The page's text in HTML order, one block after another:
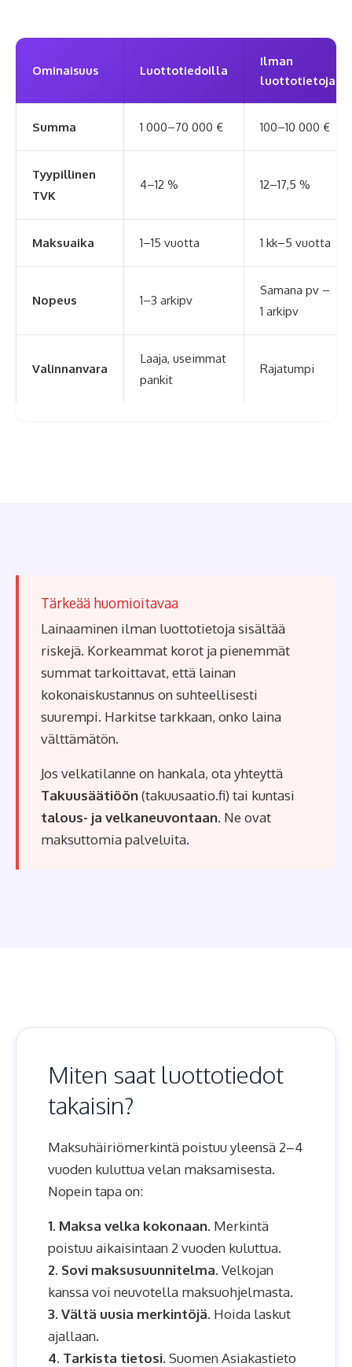
Ominaisuus Luottotiedoilla
Ilman
luottotietoja
Summa 1 000–70 000 € 100–10 000 €
Tyypillinen
TVK
4–12 % 12–17,5 %
Maksuaika 1–15 vuotta 1 kk–5 vuotta
Nopeus 1–3 arkipv
Samana pv –
1 arkipv
Valinnanvara
Laaja, useimmat
pankit
Rajatumpi
Tärkeää huomioitavaa
Lainaaminen ilman luottotietoja sisältää
riskejä. Korkeammat korot ja pienemmät
summat tarkoittavat, että lainan
kokonaiskustannus on suhteellisesti
suurempi. Harkitse tarkkaan, onko laina
välttämätön.
Jos velkatilanne on hankala, ota yhteyttä
Takuusäätiöön(takuusaatio.fi) tai kuntasi
talous- ja velkaneuvontaan. Ne ovat
maksuttomia palveluita.
Miten saat luottotiedot
takaisin?
Maksuhäiriömerkintä poistuu yleensä 2–4
vuoden kuluttua velan maksamisesta.
Nopein tapa on:
1. Maksa velka kokonaan. Merkintä
poistuu aikaisintaan 2 vuoden kuluttua.
2. Sovi maksusuunnitelma. Velkojan
kanssa voi neuvotella maksuohjelmasta.
3. Vältä uusia merkintöjä. Hoida laskut
ajallaan.
4. Tarkista tietosi. Suomen Asiakastieto